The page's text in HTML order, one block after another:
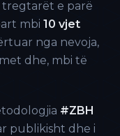
tregtarët e parë
mbi 10 vjet
nga nevoja,
dhe, mbi të
#ZBH
publikisht dhe i